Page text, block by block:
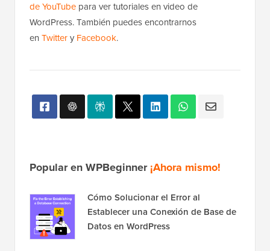
Si te gustó este artículo, suscríbete a nuestro
de YouTube para ver tutoriales en video de
enTwitteryFacebook.
Popular en WPBeginner¡Ahora mismo!
Cómo Solucionar el Error al